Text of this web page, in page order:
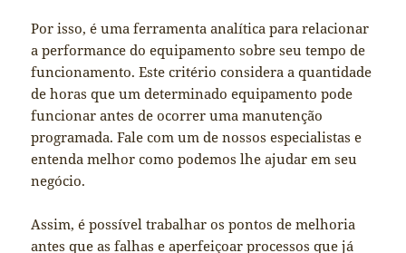
Por isso, é uma ferramenta analítica para relacionar
a performance do equipamento sobre seu tempo de
funcionamento. Este critério considera a quantidade
de horas que um determinado equipamento pode
funcionar antes de ocorrer uma manutenção
programada. Fale com um de nossos especialistas e
entenda melhor como podemos lhe ajudar em seu
negócio.
Assim, é possível trabalhar os pontos de melhoria
antes que as falhas e aperfeiçoar processos que já